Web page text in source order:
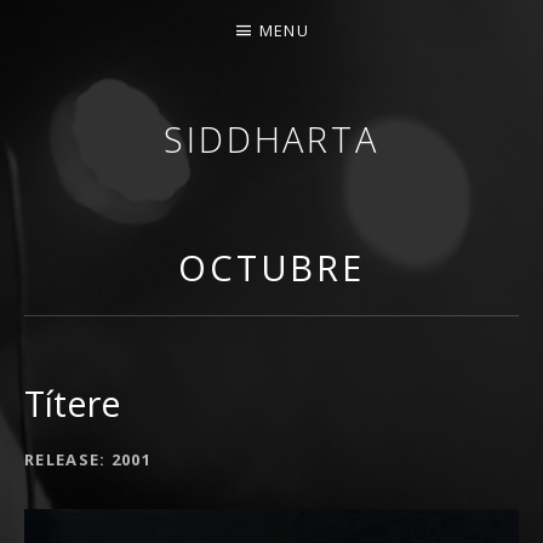
SIDDHARTA
BANDA DE ROCK MELÓDICO ESPAÑOLA
MENU
OCTUBRE
Títere
RECORD DETAILS
RELEASE 2001